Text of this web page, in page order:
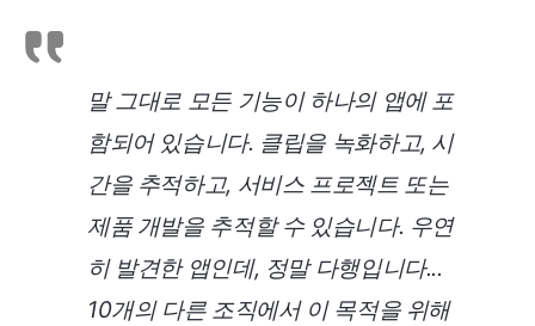
말 그대로 모든 기능이 하나의 앱에 포
함되어 있습니다. 클립을 녹화하고, 시
간을 추적하고, 서비스 프로젝트 또는
제품 개발을 추적할 수 있습니다. 우연
히 발견한 앱인데, 정말 다행입니다...
10개의 다른 조직에서 이 목적을 위해